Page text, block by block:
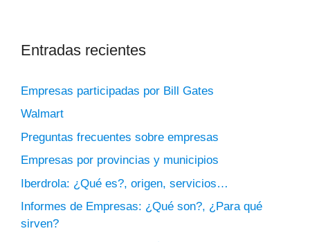
Entradas recientes
Empresas participadas por Bill Gates
Walmart
Preguntas frecuentes sobre empresas
Empresas por provincias y municipios
Iberdrola: ¿Qué es?, origen, servicios…
Informes de Empresas: ¿Qué son?, ¿Para qué
sirven?